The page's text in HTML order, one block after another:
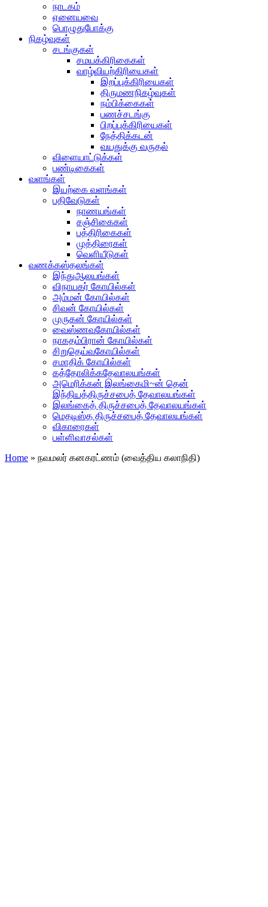
நாடகம்
ஏனையவை
பொழுதுபோக்கு
நிகழ்வுகள்
சடங்குகள்
சமயக்கிரிகைகள்
வாழ்வியற்கிரியைகள்
இறப்புக்கிரியைகள்
திருமணநிகழ்வுகள்
நம்பிக்கைகள்
பணச்சடங்கு
பிறப்புக்கிரியைகள்
நேத்திக்கடன்
வயதுக்கு வருதல்
விளையாட்டுக்கள்
பண்டிகைகள்
வளங்கள்
இயற்கை வளங்கள்
பதிவேடுகள்
நாணயங்கள்
சஞ்சிகைகள்
பத்திரிகைகள்
முத்திரைகள்
வெளியீடுகள்
வணக்கஸ்தலங்கள்
இந்துஆலயங்கள்
விநாயகர் கோயில்கள்
அம்மன் கோயில்கள்
சிவன் கோயில்கள்
முருகன் கோயில்கள்
வைஸ்ணவகோயில்கள்
நாகதம்பிரான் கோயில்கள்
சிறுதெய்வகோயில்கள்
சமாதிக் கோயில்கள்
கத்தோலிக்கதேவாலயங்கள்
அமெரிக்கன் இலங்கைமி~ன் தென்
இந்தியத்திருச்சபைத் தேவாலயங்கள்
இலங்கைத் திருச்சபைத் தேவாலயங்கள்
மெதடிஸ்த திருச்சபைத் தேவாலயங்கள்
விகாரைகள்
பள்ளிவாசல்கள்
Home » நவமலர் கனகரட்ணம் (வைத்திய கலாநிதி)